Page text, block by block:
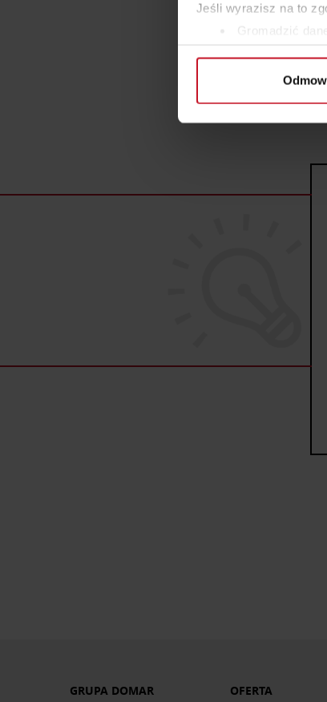
Jeśli wyrazisz na to
Gromadzić
Identyfikować
Dowiedz się więcej
ruch w naszej
GRUPA DOMAR OFERTA